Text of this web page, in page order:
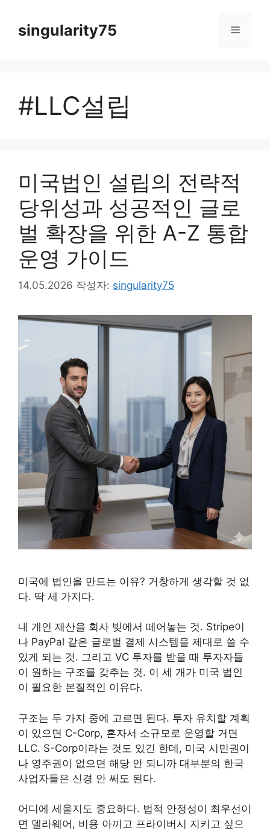
singularity75 메
#LLC설립
미국법인 설립의 전략적
당위성과 성공적인 글로
벌 확장을 위한 A-Z 통합
운영 가이드
14.05.2026 작성자: singularity75
미국에 법인을 만드는 이유? 거창하게 생각할 것 없
다. 딱 세 가지다.
내 개인 재산을 회사 빚에서 떼어놓는 것. Stripe이
나 PayPal 같은 글로벌 결제 시스템을 제대로 쓸 수
있게 되는 것. 그리고 VC 투자를 받을 때 투자자들
이 원하는 구조를 갖추는 것. 이 세 개가 미국 법인
이 필요한 본질적인 이유다.
구조는 두 가지 중에 고르면 된다. 투자 유치할 계획
이 있으면 C-Corp, 혼자서 소규모로 운영할 거면
LLC. S-Corp이라는 것도 있긴 한데, 미국 시민권이
나 영주권이 없으면 해당 안 되니까 대부분의 한국
사업자들은 신경 안 써도 된다.
어디에 세울지도 중요하다. 법적 안정성이 최우선이
면 델라웨어, 비용 아끼고 프라이버시 지키고 싶으